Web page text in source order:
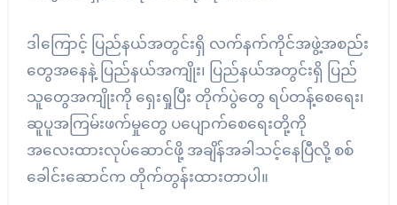
ဒါကြောင့် ပြည်နယ်အတွင်းရှိ လက်နက်ကိုင်အဖွဲ့အစည်း
တွေအနေနဲ့ ပြည်နယ်အကျိုး၊ ပြည်နယ်အတွင်းရှိ ပြည်
သူတွေအကျိုးကို ရှေးရှုပြီး တိုက်ပွဲတွေ ရပ်တန့်စေရေး၊
ဆူပူအကြမ်းဖက်မှုတွေ ပပျောက်စေရေးတို့ကို
အလေးထားလုပ်ဆောင်ဖို့ အချိန်အခါသင့်နေပြီလို့ စစ်
ခေါင်းဆောင်က တိုက်တွန်းထားတာပါ။